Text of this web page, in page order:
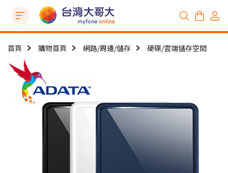
首頁 購物首頁 網路/周邊/儲存 硬碟/雲端儲存空間